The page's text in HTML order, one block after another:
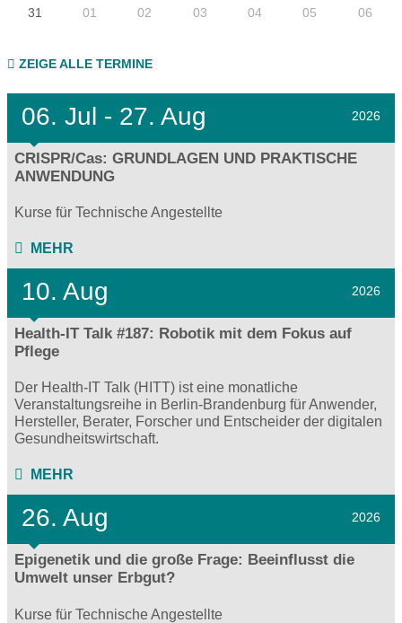
31 01 02 03 04 05 06
ZEIGE ALLE TERMINE
06. Jul - 27. Aug 2026
CRISPR/Cas: GRUNDLAGEN UND PRAKTISCHE
ANWENDUNG
Kurse für Technische Angestellte
MEHR
10. Aug 2026
Health-IT Talk #187: Robotik mit dem Fokus auf
Pflege
Der Health-IT Talk (HITT) ist eine monatliche
Veranstaltungsreihe in Berlin-Brandenburg für Anwender,
Hersteller, Berater, Forscher und Entscheider der digitalen
Gesundheitswirtschaft.
MEHR
26. Aug 2026
Epigenetik und die große Frage: Beeinflusst die
Umwelt unser Erbgut?
Kurse für Technische Angestellte